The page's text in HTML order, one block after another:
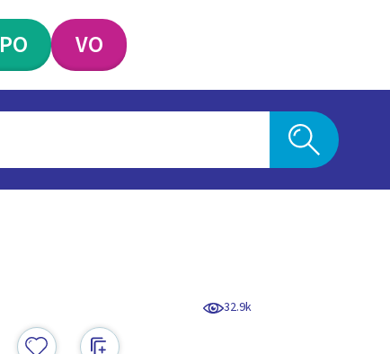
PO VO
32.9k